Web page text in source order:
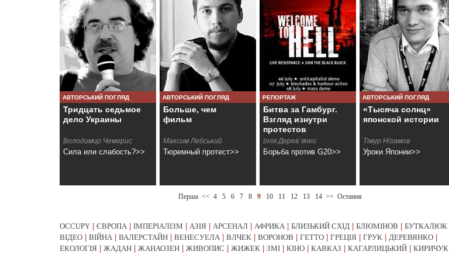
АВТОРСЬКИЙ ПОГЛЯД
Тридцать седьмое
дело Украины
Володимир Чемерис
Сила или слабость?>>
АВТОРСЬКИЙ ПОГЛЯД
Больше, чем
фильм
Максим Лебський
Тюремный протест>>
РЕПОРТАЖ
Битва за Гамбург.
Взгляд изнутри
протестов
Ілля Дерев`янко
Борьба против G20>>
АВТОРСЬКИЙ ПОГЛЯД
«Тысяча солнц»
японской истории
Тімур Нізамов
Уроки Японии>>
Перша << 4 5 6 7 8 9 10 11 12 13 14 >> Остання
OCCUPY ЄВРОПА ІМПЕРІАЛІЗМ АЗІЯ АРСЕНАЛ АФРИКА БЛИЗЬКИЙ СХІД БЛЮМІНОВ БУТКАЛЮК
ВІДЕО
ВІЙНА ВАЛЕРСТАЙН ВЕНЕСУЕЛА ВЛЧЕК ВОРОНОВ ГЕТТО ГРЕЦІЯ ГРУК ДЕРЕВЯНКО
ЕКОЛОГІЯ
ЖАДАН ЖАНАОЗЕН ЖИВОПИС ЖИЖЕК ЗМІ КІНО КАВКАЗ КАГАРЛИЦЬКИЙ КИРИЧУК